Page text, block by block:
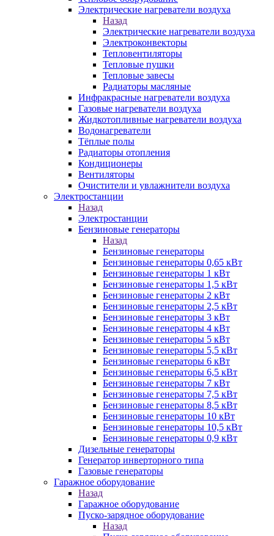
Электрические нагреватели воздуха
Назад
Электрические нагреватели воздуха
Электроконвекторы
Тепловентиляторы
Тепловые пушки
Тепловые завесы
Радиаторы масляные
Инфракрасные нагреватели воздуха
Газовые нагреватели воздуха
Жидкотопливные нагреватели воздуха
Водонагреватели
Тёплые полы
Радиаторы отопления
Кондиционеры
Вентиляторы
Очистители и увлажнители воздуха
Электростанции
Назад
Электростанции
Бензиновые генераторы
Назад
Бензиновые генераторы
Бензиновые генераторы 0,65 кВт
Бензиновые генераторы 1 кВт
Бензиновые генераторы 1,5 кВт
Бензиновые генераторы 2 кВт
Бензиновые генераторы 2,5 кВт
Бензиновые генераторы 3 кВт
Бензиновые генераторы 4 кВт
Бензиновые генераторы 5 кВт
Бензиновые генераторы 5,5 кВт
Бензиновые генераторы 6 кВт
Бензиновые генераторы 6,5 кВт
Бензиновые генераторы 7 кВт
Бензиновые генераторы 7,5 кВт
Бензиновые генераторы 8,5 кВт
Бензиновые генераторы 10 кВт
Бензиновые генераторы 10,5 кВт
Бензиновые генераторы 0,9 кВт
Дизельные генераторы
Генератор инверторного типа
Газовые генераторы
Гаражное оборудование
Назад
Гаражное оборудование
Пуско-зарядное оборудование
Назад